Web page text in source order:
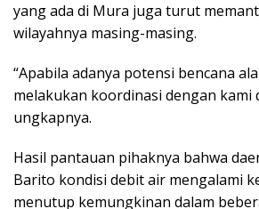
yang ada di Mura juga turut
wilayahnya masing-masing.
“Apabila adanya potensi bencana
melakukan koordinasi dengan kami
ungkapnya.
Hasil pantauan pihaknya bahwa
Barito kondisi debit air mengalami
menutup kemungkinan dalam